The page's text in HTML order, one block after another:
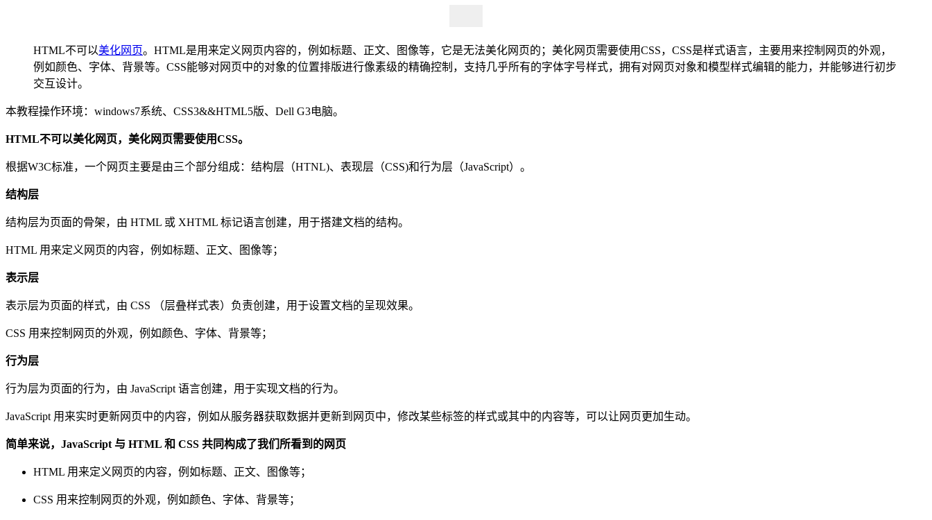
HTML不可以美化网页。HTML是用来定义网页内容的，例如标题、正文、图像等，它是无法美化网页的；美化网页需要使用CSS，CSS是样式语言，主要用来控制网页的外观，
例如颜色、字体、背景等。CSS能够对网页中的对象的位置排版进行像素级的精确控制，支持几乎所有的字体字号样式，拥有对网页对象和模型样式编辑的能力，并能够进行初步
交互设计。
本教程操作环境：windows7系统、CSS3&&HTML5版、Dell G3电脑。
HTML不可以美化网页，美化网页需要使用CSS。
根据W3C标准，一个网页主要是由三个部分组成：结构层（HTNL)、表现层（CSS)和行为层（JavaScript）。
结构层
结构层为页面的骨架，由 HTML 或 XHTML 标记语言创建，用于搭建文档的结构。
HTML 用来定义网页的内容，例如标题、正文、图像等；
表示层
表示层为页面的样式，由 CSS （层叠样式表）负责创建，用于设置文档的呈现效果。
CSS 用来控制网页的外观，例如颜色、字体、背景等；
行为层
行为层为页面的行为，由 JavaScript 语言创建，用于实现文档的行为。
JavaScript 用来实时更新网页中的内容，例如从服务器获取数据并更新到网页中，修改某些标签的样式或其中的内容等，可以让网页更加生动。
简单来说，JavaScript 与 HTML 和 CSS 共同构成了我们所看到的网页
HTML 用来定义网页的内容，例如标题、正文、图像等；
CSS 用来控制网页的外观，例如颜色、字体、背景等；